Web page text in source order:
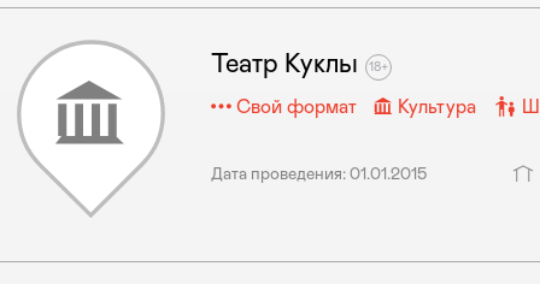
Театр Куклы
Свой формат Культура
Дата проведения: 01.01.2015